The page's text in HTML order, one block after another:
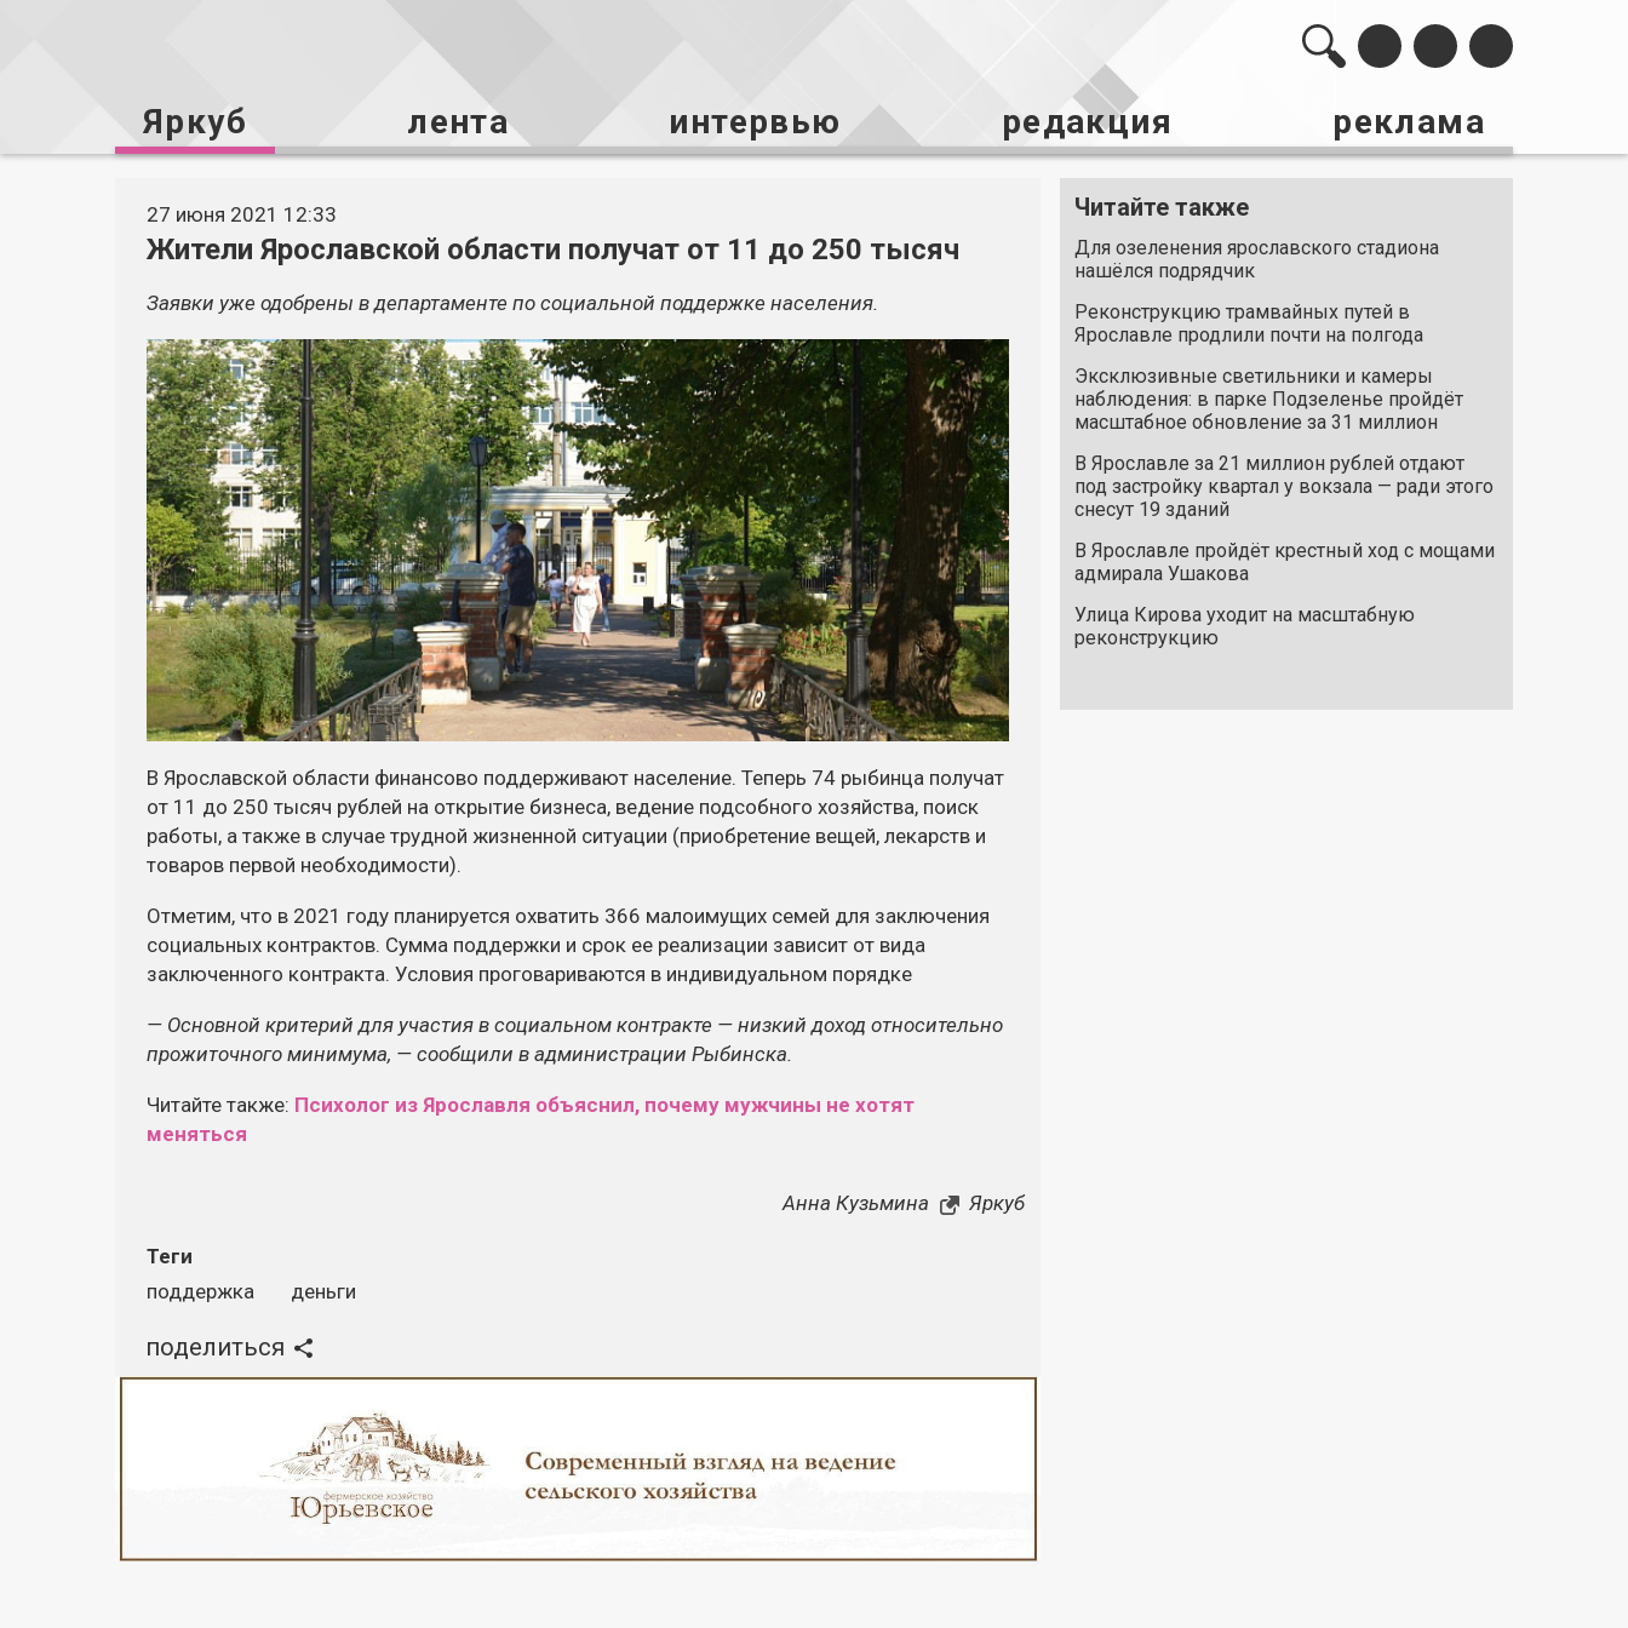
Яркуб лента интервью редакция реклама
27 июня 2021 12:33
Жители Ярославской области получат от 11 до 250 тысяч
Заявки уже одобрены в департаменте по социальной поддержке населения.
В Ярославской области финансово поддерживают население. Теперь 74 рыбинца получат
от 11 до 250 тысяч рублей на открытие бизнеса, ведение подсобного хозяйства, поиск
работы, а также в случае трудной жизненной ситуации (приобретение вещей, лекарств и
товаров первой необходимости).
Отметим, что в 2021 году планируется охватить 366 малоимущих семей для заключения
социальных контрактов. Сумма поддержки и срок ее реализации зависит от вида
заключенного контракта. Условия проговариваются в индивидуальном порядке
— Основной критерий для участия в социальном контракте — низкий доход относительно
прожиточного минимума, — сообщили в администрации Рыбинска.
Читайте также: Психолог из Ярославля объяснил, почему мужчины не хотят
меняться
Анна Кузьмина Яркуб
Теги
поддержка
деньги
поделиться
Читайте также
Для озеленения ярославского стадиона
нашёлся подрядчик
Реконструкцию трамвайных путей в
Ярославле продлили почти на полгода
Эксклюзивные светильники и камеры
наблюдения: в парке Подзеленье пройдёт
масштабное обновление за 31 миллион
В Ярославле за 21 миллион рублей отдают
под застройку квартал у вокзала — ради этого
снесут 19 зданий
В Ярославле пройдёт крестный ход с мощами
адмирала Ушакова
Улица Кирова уходит на масштабную
реконструкцию